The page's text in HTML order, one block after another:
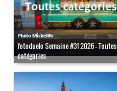
fotoduelo Semaine #31 2026 - Toutes
catégories